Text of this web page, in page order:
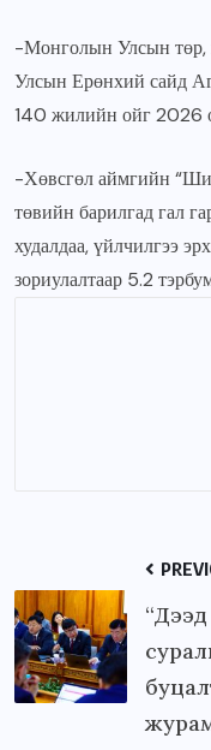
-Монголын Улсын төр,
Улсын Ерөнхий сайд
140 жилийн ойг 2026
-Хөвсгөл аймгийн
төвийн барилгад гал
худалдаа, үйлчилгээ
зориулалтаар 5.2